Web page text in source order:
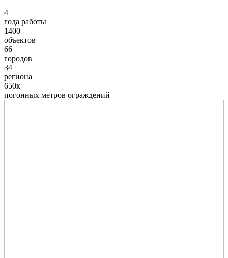
4
года работы
1400
объектов
66
городов
34
региона
650к
погонных метров ограждений